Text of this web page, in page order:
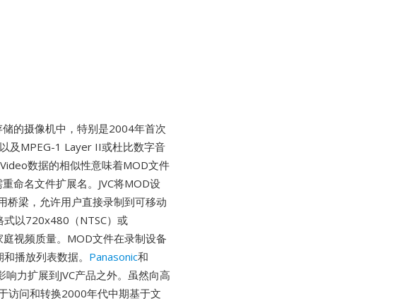
的摄像机中，特别是2004年首次
及MPEG-1 Layer II或杜比数字音
数据的相似性意味着MOD文件
命名文件扩展名。JVC将MOD设
桥梁，允许用户直接录制到可移动
以720x480（NTSC）或
视频质量。MOD文件在录制设备
播放列表数据。 Panasonic和
力扩展到JVC产品之外。虽然向高
访问和转换2000年代中期基于文